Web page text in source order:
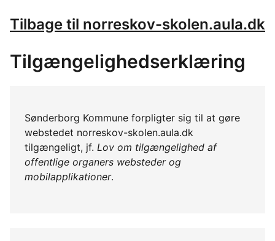
Tilbage til norreskov-skolen.aula.dk
Tilgængelighedserklæring
Sønderborg Kommune forpligter sig til at gøre
webstedet norreskov-skolen.aula.dk
tilgængeligt, jf. Lov om tilgængelighed af
offentlige organers websteder og
mobilapplikationer.